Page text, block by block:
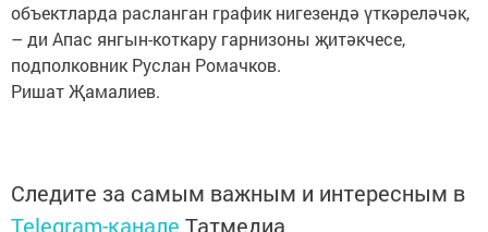
объектларда расланган график нигезендә үткәреләчәк,
– ди Апас янгын-коткару гарнизоны җитәкчесе,
подполковник Руслан Ромачков.
Ришат Җамалиев.
Следите за самым важным и интересным в
Telegram-канале Татмедиа